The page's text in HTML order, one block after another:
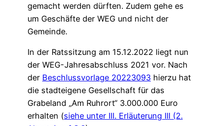
gemacht werden dürften. Zudem gehe es
um Geschäfte der WEG und nicht der
Gemeinde.
In der Ratssitzung am 15.12.2022 liegt nun
der WEG-Jahresabschluss 2021 vor. Nach
der Beschlussvorlage 20223093 hierzu hat
die stadteigene Gesellschaft für das
Grabeland „Am Ruhrort“ 3.000.000 Euro
erhalten (siehe unter III. Erläuterung III (2.